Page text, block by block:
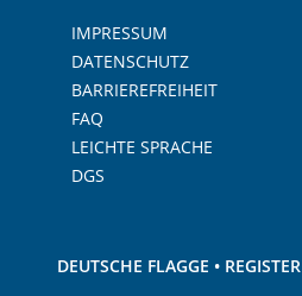
IMPRESSUM
DATENSCHUTZ
BARRIEREFREIHEIT
FAQ
LEICHTE SPRACHE
DGS
DEUTSCHE FLAGGE • REGISTER